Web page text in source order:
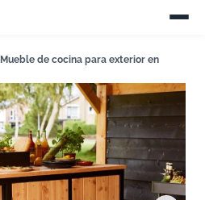
Mueble de cocina para exterior en